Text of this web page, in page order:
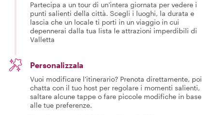
Partecipa a un tour di un'intera giornata per vedere i
punti salienti della città. Scegli i luoghi, la durata e
lascia che un locale ti porti in un viaggio in cui
depennerai dalla tua lista le attrazioni imperdibili di
Valletta
Personalizzala
Vuoi modificare l'itinerario? Prenota direttamente, poi
chatta con il tuo host per regolare i momenti salienti,
saltare alcune tappe o fare piccole modifiche in base
alle tue preferenze.